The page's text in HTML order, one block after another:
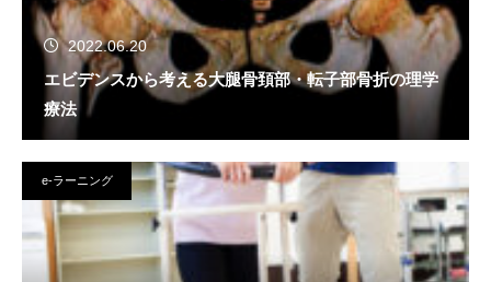
2022.06.20
エビデンスから考える大腿骨頚部・転子部骨折の理学
療法
e-ラーニング